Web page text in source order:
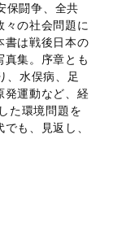
保闘争、全共
々の社会問題に
書は戦後日本の
真集。序章とも
、水俣病、足
発運動など、経
た環境問題を
も、見返し、